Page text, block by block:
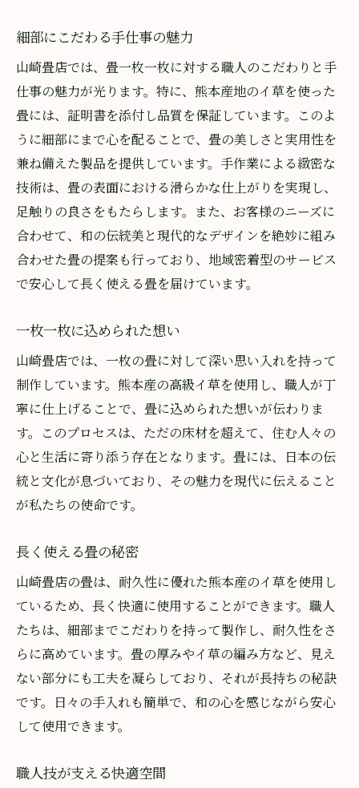
細部にこだわる手仕事の魅力
山崎畳店では、畳一枚一枚に対する職人のこだわりと手
仕事の魅力が光ります。特に、熊本産地のイ草を使った
畳には、証明書を添付し品質を保証しています。このよ
うに細部にまで心を配ることで、畳の美しさと実用性を
兼ね備えた製品を提供しています。手作業による緻密な
技術は、畳の表面における滑らかな仕上がりを実現し、
足触りの良さをもたらします。また、お客様のニーズに
合わせて、和の伝統美と現代的なデザインを絶妙に組み
合わせた畳の提案も行っており、地域密着型のサービス
で安心して長く使える畳を届けています。
一枚一枚に込められた想い
山崎畳店では、一枚の畳に対して深い思い入れを持って
制作しています。熊本産の高級イ草を使用し、職人が丁
寧に仕上げることで、畳に込められた想いが伝わりま
す。このプロセスは、ただの床材を超えて、住む人々の
心と生活に寄り添う存在となります。畳には、日本の伝
統と文化が息づいており、その魅力を現代に伝えること
が私たちの使命です。
長く使える畳の秘密
山崎畳店の畳は、耐久性に優れた熊本産のイ草を使用し
ているため、長く快適に使用することができます。職人
たちは、細部までこだわりを持って製作し、耐久性をさ
らに高めています。畳の厚みやイ草の編み方など、見え
ない部分にも工夫を凝らしており、それが長持ちの秘訣
です。日々の手入れも簡単で、和の心を感じながら安心
して使用できます。
職人技が支える快適空間